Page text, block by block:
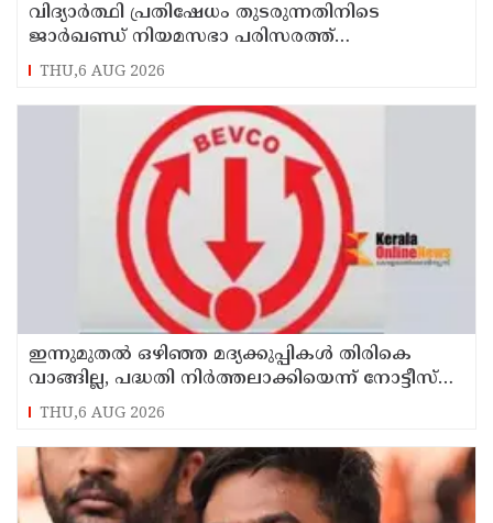
വിദ്യാര്‍ത്ഥി പ്രതിഷേധം തുടരുന്നതിനിടെ
ജാര്‍ഖണ്ഡ് നിയമസഭാ പരിസരത്ത്
നിരോധനാജ്ഞ
THU,6 AUG 2026
ഇന്നുമുതല്‍ ഒഴിഞ്ഞ മദ്യക്കുപ്പികള്‍ തിരികെ
വാങ്ങില്ല, പദ്ധതി നിര്‍ത്തലാക്കിയെന്ന് നോട്ടീസ്
പ്രദര്‍ശിപ്പിക്കും
THU,6 AUG 2026